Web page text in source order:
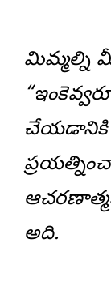
మిమ్మల్ని
చేయడానికి
అది.